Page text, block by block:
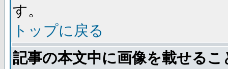
す。
トップに戻る
記事の本文中に画像を載せる